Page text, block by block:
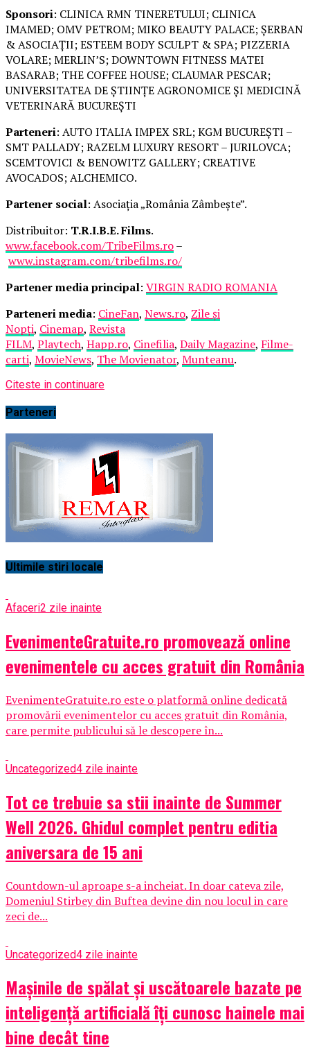
Sponsori: CLINICA RMN TINERETULUI; CLINICA
IMAMED; OMV PETROM; MIKO BEAUTY PALACE; ȘERBAN
& ASOCIAȚII; ESTEEM BODY SCULPT & SPA; PIZZERIA
VOLARE; MERLIN’S; DOWNTOWN FITNESS MATEI
BASARAB; THE COFFEE HOUSE; CLAUMAR PESCAR;
UNIVERSITATEA DE ȘTIINȚE AGRONOMICE ȘI MEDICINĂ
VETERINARĂ BUCUREȘTI
Parteneri: AUTO ITALIA IMPEX SRL; KGM BUCUREȘTI –
SMT PALLADY; RAZELM LUXURY RESORT – JURILOVCA;
SCEMTOVICI & BENOWITZ GALLERY; CREATIVE
AVOCADOS; ALCHEMICO.
Partener social: Asociația „România Zâmbește”.
Distribuitor: T.R.I.B.E. Films.
www.facebook.com/TribeFilms.ro–
www.instagram.com/tribefilms.ro/
Partener media principal: VIRGIN RADIO ROMANIA
Parteneri media: CineFan, News.ro, Zile și
Nopți, Cinemap, Revista
FILM, Playtech, Happ.ro, Cinefilia, Daily Magazine, Filme-
carti, MovieNews, The Movienator, Munteanu.
Citeste in continuare
Parteneri
Ultimile stiri locale
Afaceri2 zile inainte
EvenimenteGratuite.ro promovează online
evenimentele cu acces gratuit din România
EvenimenteGratuite.ro este o platformă online dedicată
promovării evenimentelor cu acces gratuit din România,
care permite publicului să le descopere în...
Uncategorized4 zile inainte
Tot ce trebuie sa stii inainte de Summer
Well 2026. Ghidul complet pentru editia
aniversara de 15 ani
Countdown-ul aproape s-a incheiat. In doar cateva zile,
Domeniul Stirbey din Buftea devine din nou locul in care
zeci de...
Uncategorized4 zile inainte
Mașinile de spălat și uscătoarele bazate pe
inteligență artificială îți cunosc hainele mai
bine decât tine